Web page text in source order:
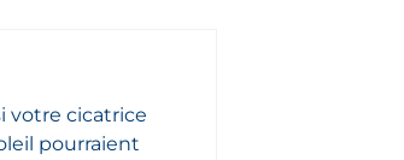
votre cicatrice
pourraient